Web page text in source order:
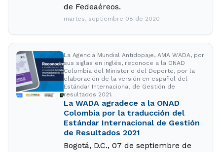
de Fedeaéreos.
martes, septiembre 08 de 2020
La Agencia Mundial Antidopaje, AMA WADA, por
sus siglas en inglés, reconoce a la ONAD
Colombia del Ministerio del Deporte, por la
elaboración de la versión en español del
Estándar Internacional de Gestión de
resultados 2021.
La WADA agradece a la ONAD
Colombia por la traducción del
Estándar Internacional de Gestión
de Resultados 2021
Bogotá, D.C., 07 de septiembre de